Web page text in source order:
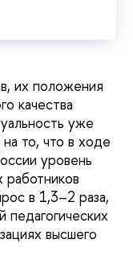
их положения
качества
уже
то, что в ходе
уровень
работников
в 1,3–2 раза,
педагогических
высшего